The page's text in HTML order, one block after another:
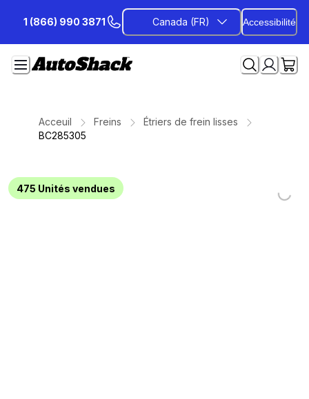
contenu
1 (866) 990 3871 Canada (FR) Accessibilité
Acceuil Freins
Étriers de frein lisses
BC285305
475 Unités vendues